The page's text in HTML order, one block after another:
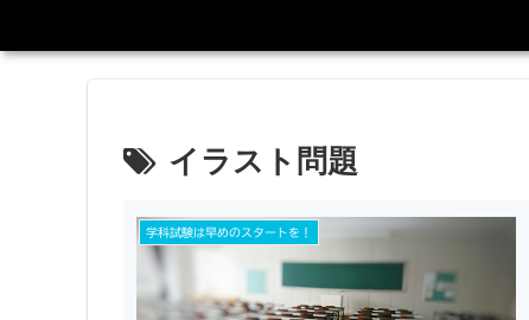
イラスト問題
学科試験は早めのスタートを！